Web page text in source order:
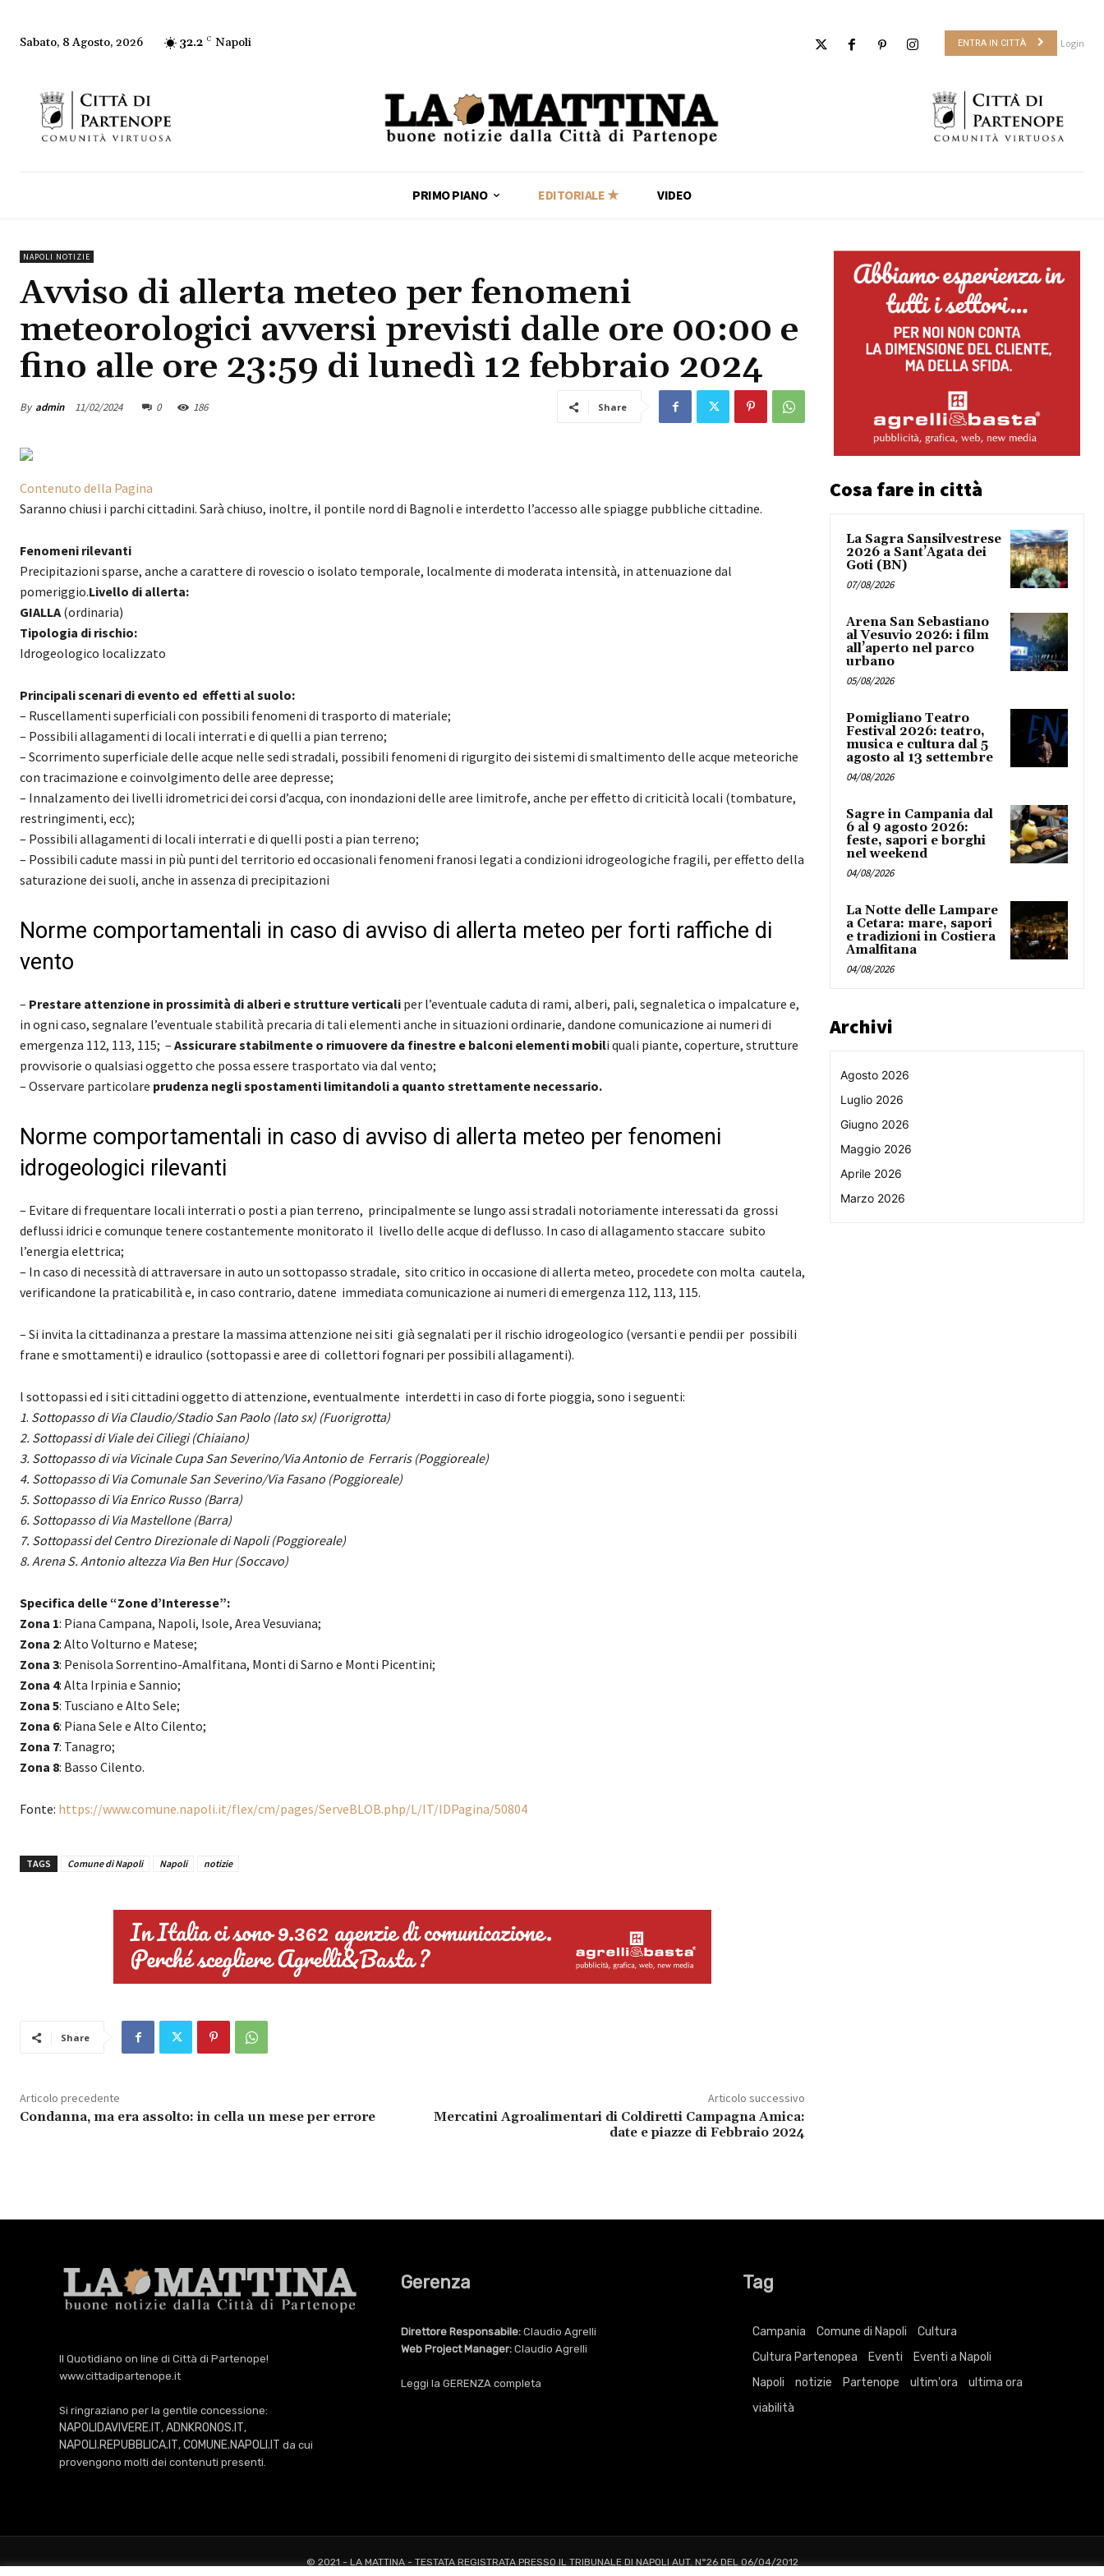
Sabato, 8 Agosto, 2026 32.2 C Napoli ENTRA IN CITTÀ Login
PRIMO PIANO EDITORIALE ★ VIDEO
NAPOLI NOTIZIE
Avviso di allerta meteo per fenomeni
meteorologici avversi previsti dalle ore 00:00 e
fino alle ore 23:59 di lunedì 12 febbraio 2024
By admin 11/02/2024 0 186 Share
Contenuto della Pagina
Saranno chiusi i parchi cittadini. Sarà chiuso, inoltre, il pontile nord di Bagnoli e interdetto l’accesso alle spiagge pubbliche cittadine.
Fenomeni rilevanti
Precipitazioni sparse, anche a carattere di rovescio o isolato temporale, localmente di moderata intensità, in attenuazione dal
pomeriggio.Livello di allerta:
GIALLA(ordinaria)
Tipologia di rischio:
Idrogeologico localizzato
Principali scenari di evento ed effetti al suolo:
– Ruscellamenti superficiali con possibili fenomeni di trasporto di materiale;
– Possibili allagamenti di locali interrati e di quelli a pian terreno;
– Scorrimento superficiale delle acque nelle sedi stradali, possibili fenomeni di rigurgito dei sistemi di smaltimento delle acque meteoriche
con tracimazione e coinvolgimento delle aree depresse;
– Innalzamento dei livelli idrometrici dei corsi d’acqua, con inondazioni delle aree limitrofe, anche per effetto di criticità locali (tombature,
restringimenti, ecc);
– Possibili allagamenti di locali interrati e di quelli posti a pian terreno;
– Possibili cadute massi in più punti del territorio ed occasionali fenomeni franosi legati a condizioni idrogeologiche fragili, per effetto della
saturazione dei suoli, anche in assenza di precipitazioni
Norme comportamentali in caso di avviso di allerta meteo per forti raffiche di
vento
– Prestare attenzione in prossimità di alberi e strutture verticali per l’eventuale caduta di rami, alberi, pali, segnaletica o impalcature e,
in ogni caso, segnalare l’eventuale stabilità precaria di tali elementi anche in situazioni ordinarie, dandone comunicazione ai numeri di
emergenza 112, 113, 115; – Assicurare stabilmente o rimuovere da finestre e balconi elementi mobili quali piante, coperture, strutture
provvisorie o qualsiasi oggetto che possa essere trasportato via dal vento;
– Osservare particolare prudenza negli spostamenti limitandoli a quanto strettamente necessario.
Norme comportamentali in caso di avviso di allerta meteo per fenomeni
idrogeologici rilevanti
– Evitare di frequentare locali interrati o posti a pian terreno, principalmente se lungo assi stradali notoriamente interessati da grossi
deflussi idrici e comunque tenere costantemente monitorato il livello delle acque di deflusso. In caso di allagamento staccare subito
l’energia elettrica;
– In caso di necessità di attraversare in auto un sottopasso stradale, sito critico in occasione di allerta meteo, procedete con molta cautela,
verificandone la praticabilità e, in caso contrario, datene immediata comunicazione ai numeri di emergenza 112, 113, 115.
– Si invita la cittadinanza a prestare la massima attenzione nei siti già segnalati per il rischio idrogeologico (versanti e pendii per possibili
frane e smottamenti) e idraulico (sottopassi e aree di collettori fognari per possibili allagamenti).
l sottopassi ed i siti cittadini oggetto di attenzione, eventualmente interdetti in caso di forte pioggia, sono i seguenti:
1. Sottopasso di Via Claudio/Stadio San Paolo (lato sx) (Fuorigrotta)
2. Sottopassi di Viale dei Ciliegi (Chiaiano)
3. Sottopasso di via Vicinale Cupa San Severino/Via Antonio de Ferraris (Poggioreale)
4. Sottopasso di Via Comunale San Severino/Via Fasano (Poggioreale)
5. Sottopasso di Via Enrico Russo (Barra)
6. Sottopasso di Via Mastellone (Barra)
7. Sottopassi del Centro Direzionale di Napoli (Poggioreale)
8. Arena S. Antonio altezza Via Ben Hur (Soccavo)
Specifica delle “Zone d’Interesse”:
Zona 1: Piana Campana, Napoli, Isole, Area Vesuviana;
Zona 2: Alto Volturno e Matese;
Zona 3: Penisola Sorrentino-Amalfitana, Monti di Sarno e Monti Picentini;
Zona 4: Alta Irpinia e Sannio;
Zona 5: Tusciano e Alto Sele;
Zona 6: Piana Sele e Alto Cilento;
Zona 7: Tanagro;
Zona 8: Basso Cilento.
Fonte: https://www.comune.napoli.it/flex/cm/pages/ServeBLOB.php/L/IT/IDPagina/50804
TAGS Comune di Napoli Napoli notizie
Share
Articolo precedente
Condanna, ma era assolto: in cella un mese per errore
Articolo successivo
Mercatini Agroalimentari di Coldiretti Campagna Amica:
date e piazze di Febbraio 2024
Cosa fare in città
La Sagra Sansilvestrese
2026 a Sant’Agata dei
Goti (BN)
07/08/2026
Arena San Sebastiano
al Vesuvio 2026: i film
all’aperto nel parco
urbano
05/08/2026
Pomigliano Teatro
Festival 2026: teatro,
musica e cultura dal 5
agosto al 13 settembre
04/08/2026
Sagre in Campania dal
6 al 9 agosto 2026:
feste, sapori e borghi
nel weekend
04/08/2026
La Notte delle Lampare
a Cetara: mare, sapori
e tradizioni in Costiera
Amalfitana
04/08/2026
Archivi
Agosto 2026
Luglio 2026
Giugno 2026
Maggio 2026
Aprile 2026
Marzo 2026
Il Quotidiano on line di Città di Partenope!
www.cittadipartenope.it
Si ringraziano per la gentile concessione:
NAPOLIDAVIVERE.IT, ADNKRONOS.IT,
NAPOLI.REPUBBLICA.IT, COMUNE.NAPOLI.IT da cui
provengono molti dei contenuti presenti.
Gerenza
Direttore Responsabile: Claudio Agrelli
Web Project Manager: Claudio Agrelli
Leggi la GERENZA completa
Tag
Campania Comune di Napoli
Cultura
Cultura Partenopea
Eventi
Eventi a Napoli
Napoli
notizie Partenope ultim'ora
ultima ora
viabilità
© 2021 - LA MATTINA - TESTATA REGISTRATA PRESSO IL TRIBUNALE DI NAPOLI AUT. N°26 DEL 06/04/2012